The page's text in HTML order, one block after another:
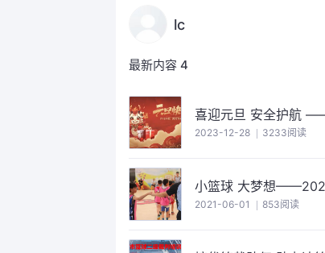
lc
最新内容 4
喜迎元旦 安全
2023-12-28 3233阅读
小篮球 大梦想
2021-06-01 853阅读